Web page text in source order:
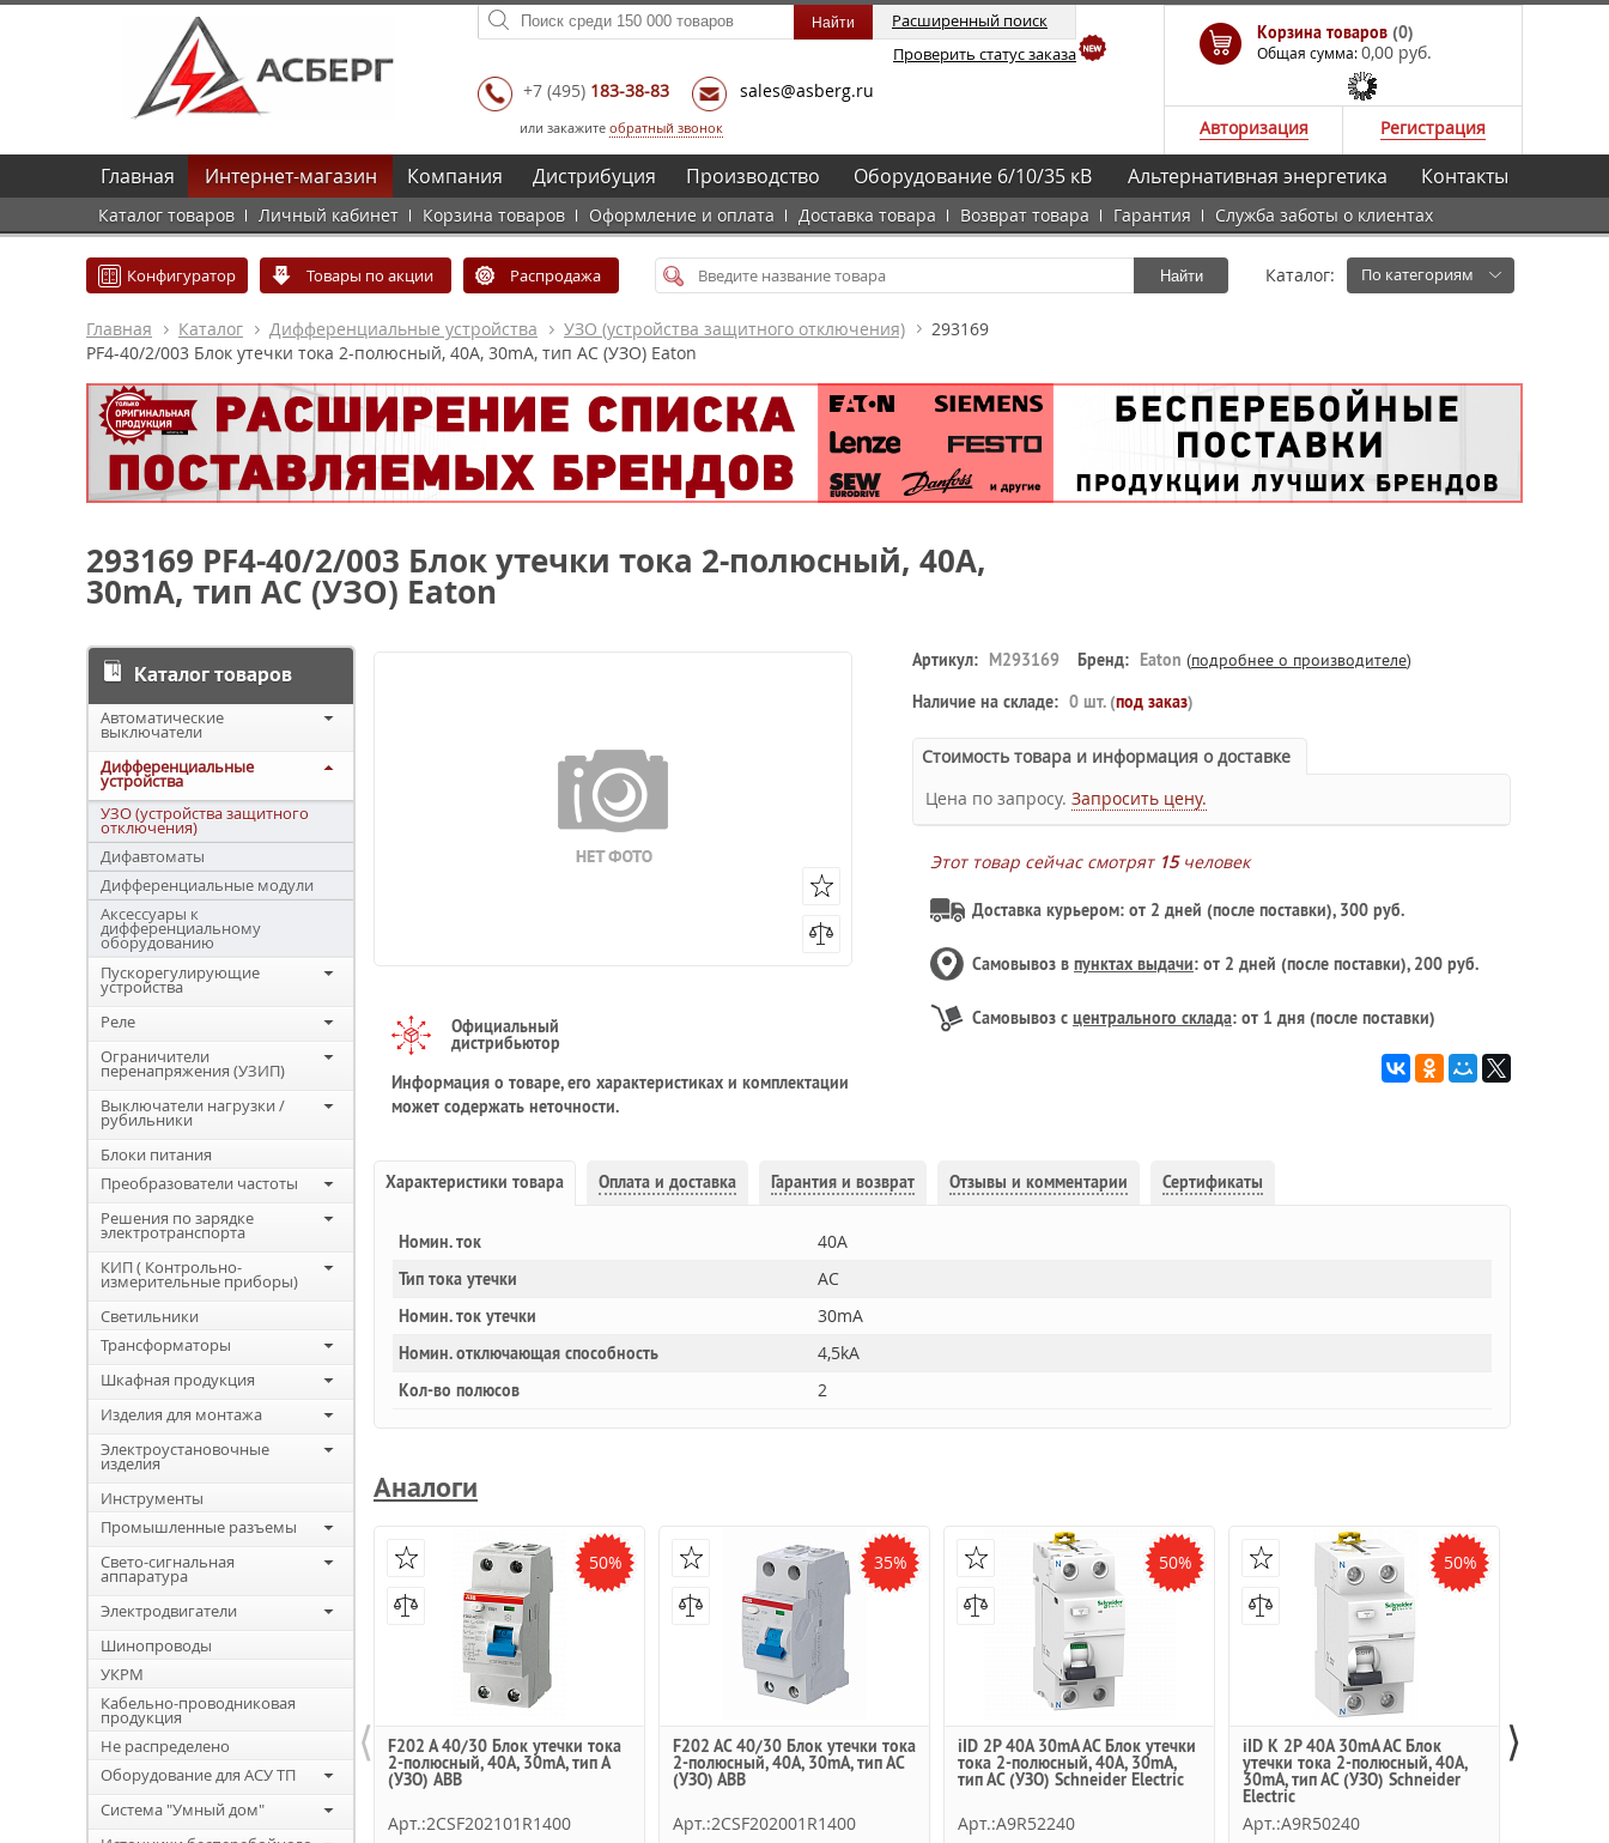
Расширенный поиск
Проверить статус заказа
+7 (495) 183-38-83 sales@asberg.ru
или закажите обратный звонок
Корзина товаров (0)
Общая сумма:0,00 руб.
Авторизация Регистрация
Главная Интернет-магазин
Каталог товаров Личный кабинет Корзина товаров Оформление и оплата Доставка товара Возврат товара Гарантия Служба заботы о клиентах
Компания Дистрибуция Производство Оборудование 6/10/35 кВ Альтернативная энергетика Контакты
Конфигуратор Товары по акции Распродажа Найти Каталог: По категориям
Главная Каталог Дифференциальные устройства УЗО (устройства защитного отключения)
293169
PF4-40/2/003 Блок утечки тока 2-полюсный, 40A, 30mA, тип АC (УЗО) Eaton
293169 PF4-40/2/003 Блок утечки тока 2-полюсный, 40A,
30mA, тип АC (УЗО) Eaton
Каталог товаров
Автоматические
выключатели
Дифференциальные
устройства
УЗО (устройства защитного
отключения)
Дифавтоматы
Дифференциальные модули
Аксессуары к
дифференциальному
оборудованию
Пускорегулирующие
устройства
Реле
Ограничители
перенапряжения (УЗИП)
Выключатели нагрузки /
рубильники
Блоки питания
Преобразователи частоты
Решения по зарядке
электротранспорта
КИП ( Контрольно-
измерительные приборы)
Светильники
Трансформаторы
Шкафная продукция
Изделия для монтажа
Электроустановочные
изделия
Инструменты
Промышленные разъемы
Свето-сигнальная
аппаратура
Электродвигатели
Шинопроводы
УКРМ
Кабельно-проводниковая
продукция
Не распределено
Оборудование для АСУ ТП
Система "Умный дом"
Официальный
дистрибьютор
Информация о товаре, его характеристиках и комплектации
может содержать неточности.
Артикул: M293169 Бренд: Eaton (подробнее о производителе)
Наличие на складе: 0 шт. (под заказ)
Стоимость товара и информация о доставке
Цена по запросу. Запросить цену.
Этот товар сейчас смотрят 15человек
Доставка курьером: от 2 дней (после поставки), 300 руб.
Самовывоз в пунктах выдачи: от 2 дней (после поставки), 200 руб.
Самовывоз с центрального склада: от 1 дня (после поставки)
Характеристики товара Оплата и доставка Гарантия и возврат Отзывы и комментарии Сертификаты
Номин. ток 40A
Тип тока утечки AC
Номин. ток утечки 30mA
Номин. отключающая способность 4,5kA
Кол-во полюсов 2
Аналоги
50%
F202 A 40/30 Блок утечки тока
2-полюсный, 40A, 30mA, тип А
(УЗО) ABB
Арт.:2CSF202101R1400
35%
F202 AC 40/30 Блок утечки тока
2-полюсный, 40A, 30mA, тип АC
(УЗО) ABB
Арт.:2CSF202001R1400
50%
iID 2Р 40A 30mA AC Блок утечки
тока 2-полюсный, 40A, 30mA,
тип АC (УЗО) Schneider Electric
Арт.:A9R52240
50%
iID K 2Р 40A 30mA AC Блок
утечки тока 2-полюсный, 40A,
30mA, тип АC (УЗО) Schneider
Electric
Арт.:A9R50240
⟨ ⟩